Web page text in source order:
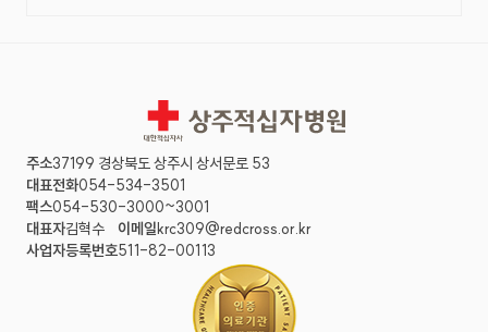
상주적십자병원
주소37199 경상북도 상주시 상서문로 53
대표전화054-534-3501
팩스054-530-3000~3001
대표자김혁수 이메일krc309@redcross.or.kr
사업자등록번호511-82-00113